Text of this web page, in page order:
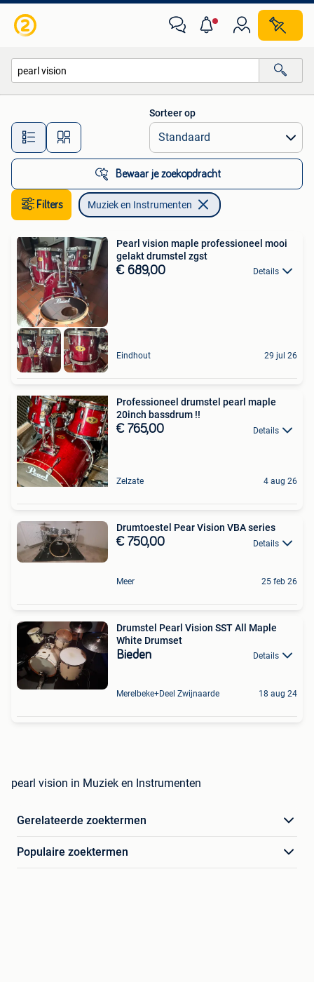
Alle afstanden…
Sorteer op
Bewaar je zoekopdracht
Filters Muziek en Instrumenten
Pearl vision maple professioneel mooi
gelakt drumstel zgst
€ 689,00 Details
Eindhout 29 jul 26
Professioneel drumstel pearl maple
20inch bassdrum !!
€ 765,00 Details
Zelzate 4 aug 26
Drumtoestel Pear Vision VBA series
€ 750,00 Details
Meer 25 feb 26
Drumstel Pearl Vision SST All Maple
White Drumset
Bieden Details
Merelbeke+Deel Zwijnaarde 18 aug 24
pearl vision in Muziek en Instrumenten
Gerelateerde zoektermen
Populaire zoektermen